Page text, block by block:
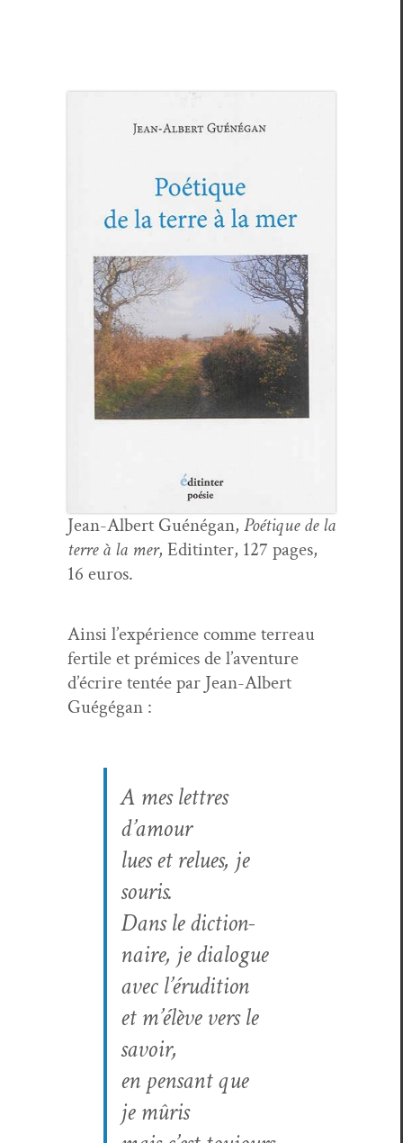
Jean-Albert Guéné­gan, Poé­tique de la
terre à la mer, Edit­in­ter, 127 pages,
16 euros.
Ain­si l’expérience comme ter­reau
fer­tile et prémices de l’aventure
d’écrire ten­tée par Jean-Albert
Guégégan :
A mes let­tres
d’amour
lues et relues, je
souris.
Dans le dic­tio­n­
naire, je dialogue
avec l’érudition
et m’élève vers le
savoir,
en pen­sant que
je mûris